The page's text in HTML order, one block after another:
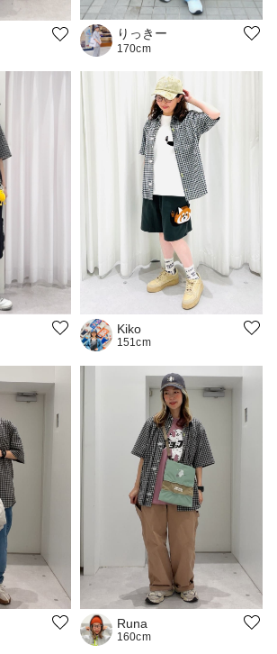
りっきー
170cm
Kiko
151cm
Runa
160cm